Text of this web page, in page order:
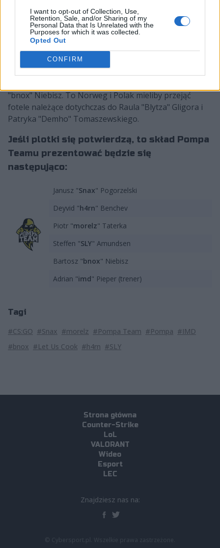
I want to opt-out of Collection, Use,
Retention, Sale, and/or Sharing of my
Personal Data that Is Unrelated with the
Purposes for which it was collected.
Opted Out
CONFIRM
tygodni zmaga się z problemami kadrowymi. Te jednak
mają się wreszcie zakończyć. W efekcie w składzie LUC
pozostaliby wspomniany Snax, zaangażowany jakiś
czas temu Deyvid "h4rn" Benchev, a także Piotr
"morelz" Taterka, który od jakiegoś czasu wspomaga
ekipę. Poza nimi nowymi reprezentantami Pompy
"bnox" Niebisz. To Norweg i Polak mieliby przejąć
fotele należące dotychczas do Raula "Blytza" Gligora i
Patryka "Demho" Tomaszewskiego.
Jeśli plotki się potwierdzą, to skład Pompa
Teamu prezentować będzie się
następująco:
Janusz "Snax" Pogorzelski
Deyvid "h4rn" Benchev
Piotr "morelz" Taterka
Steffen "SLY" Amundsen
Bartosz "bnox" Niebisz
Adrian "imd" Pieper (trener)
Tagi
#CS:GO #Snax #morelz #Pompa Team #Pompa #IMD
#bnox #Let Us Cook #h4rn #SLY
Strona główna
Counter-Strike
LoL
VALORANT
Wideo
Esport
LEC
Znajdziesz nas na: